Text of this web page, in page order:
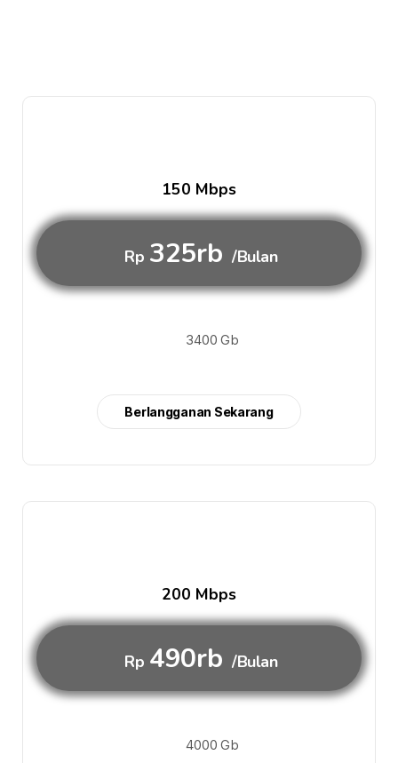
150 Mbps
Rp 325rb /Bulan
3400 Gb
Berlangganan Sekarang
200 Mbps
Rp 490rb /Bulan
4000 Gb